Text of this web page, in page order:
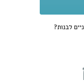
לבנות?